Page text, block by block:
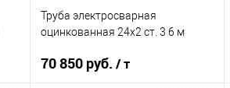
Труба электросварная
оцинкованная 24х2 ст. 3 6 м
70 850 руб. / т